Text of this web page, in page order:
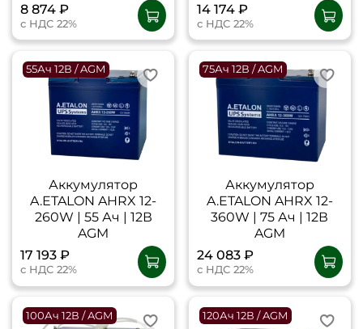
8 874 ₽
с НДС 22%
14 174 ₽
с НДС 22%
55Ач 12В / AGM
Аккумулятор
A.ETALON AHRX 12-
260W | 55 Ач | 12В
AGM
17 193 ₽
с НДС 22%
75Ач 12В / AGM
Аккумулятор
A.ETALON AHRX 12-
360W | 75 Ач | 12В
AGM
24 083 ₽
с НДС 22%
100Ач 12В / AGM 120Ач 12В / AGM